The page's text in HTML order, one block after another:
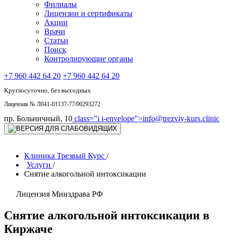
Филиалы
Лицензии и сертификаты
Акции
Врачи
Статьи
Поиск
Контролирующие органы
+7 960 442 64 20 +7 960 442 64 20
Круглосуточно, без выходных
Лицензия № Л041-01137-77/00293272
пр. Больничный, 10 class="i i-envelope">info@trezviy-kurs.clinic
Клиника Трезвый Курс /
Услуги /
Снятие алкогольной интоксикации
Лицензия Минздрава РФ
Снятие алкогольной интоксикации в
Киржаче